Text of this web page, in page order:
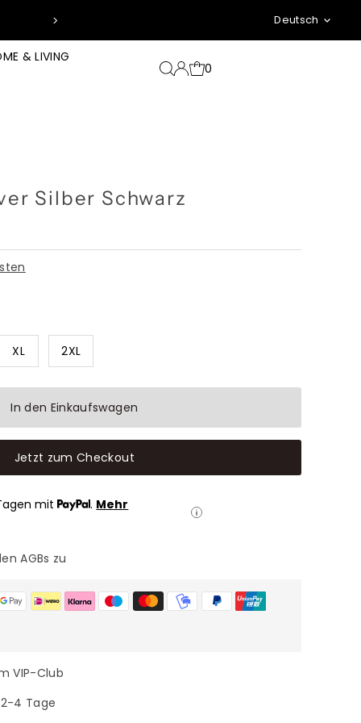
*zzgl. Pfand &
Deutsch
& LIVING
0
Silber Schwarz
XL 2XL
In den Einkaufswagen
Jetzt zum Checkout
mit . Mehr
AGBs zu
VIP-Club
4 Tage